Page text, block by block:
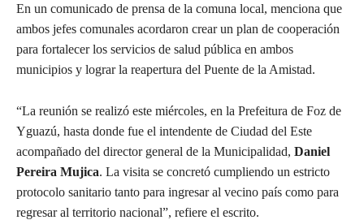
En un comunicado de prensa de la comuna local, menciona que
ambos jefes comunales acordaron crear un plan de cooperación
para fortalecer los servicios de salud pública en ambos
municipios y lograr la reapertura del Puente de la Amistad.
“La reunión se realizó este miércoles, en la Prefeitura de Foz de
Yguazú, hasta donde fue el intendente de Ciudad del Este
acompañado del director general de la Municipalidad, Daniel
Pereira Mujica. La visita se concretó cumpliendo un estricto
protocolo sanitario tanto para ingresar al vecino país como para
regresar al territorio nacional”, refiere el escrito.